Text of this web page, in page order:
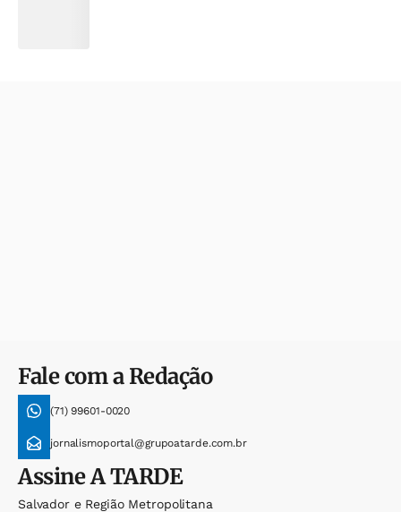
Fale com a Redação
(71) 99601-0020
jornalismoportal@grupoatarde.com.br
AssineA TARDE
Salvador e Região Metropolitana